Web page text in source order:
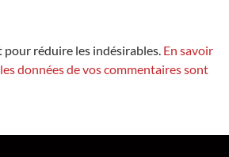
réduire les indésirables. En savoir
données de vos commentaires sont